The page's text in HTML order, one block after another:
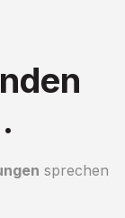
sprechen